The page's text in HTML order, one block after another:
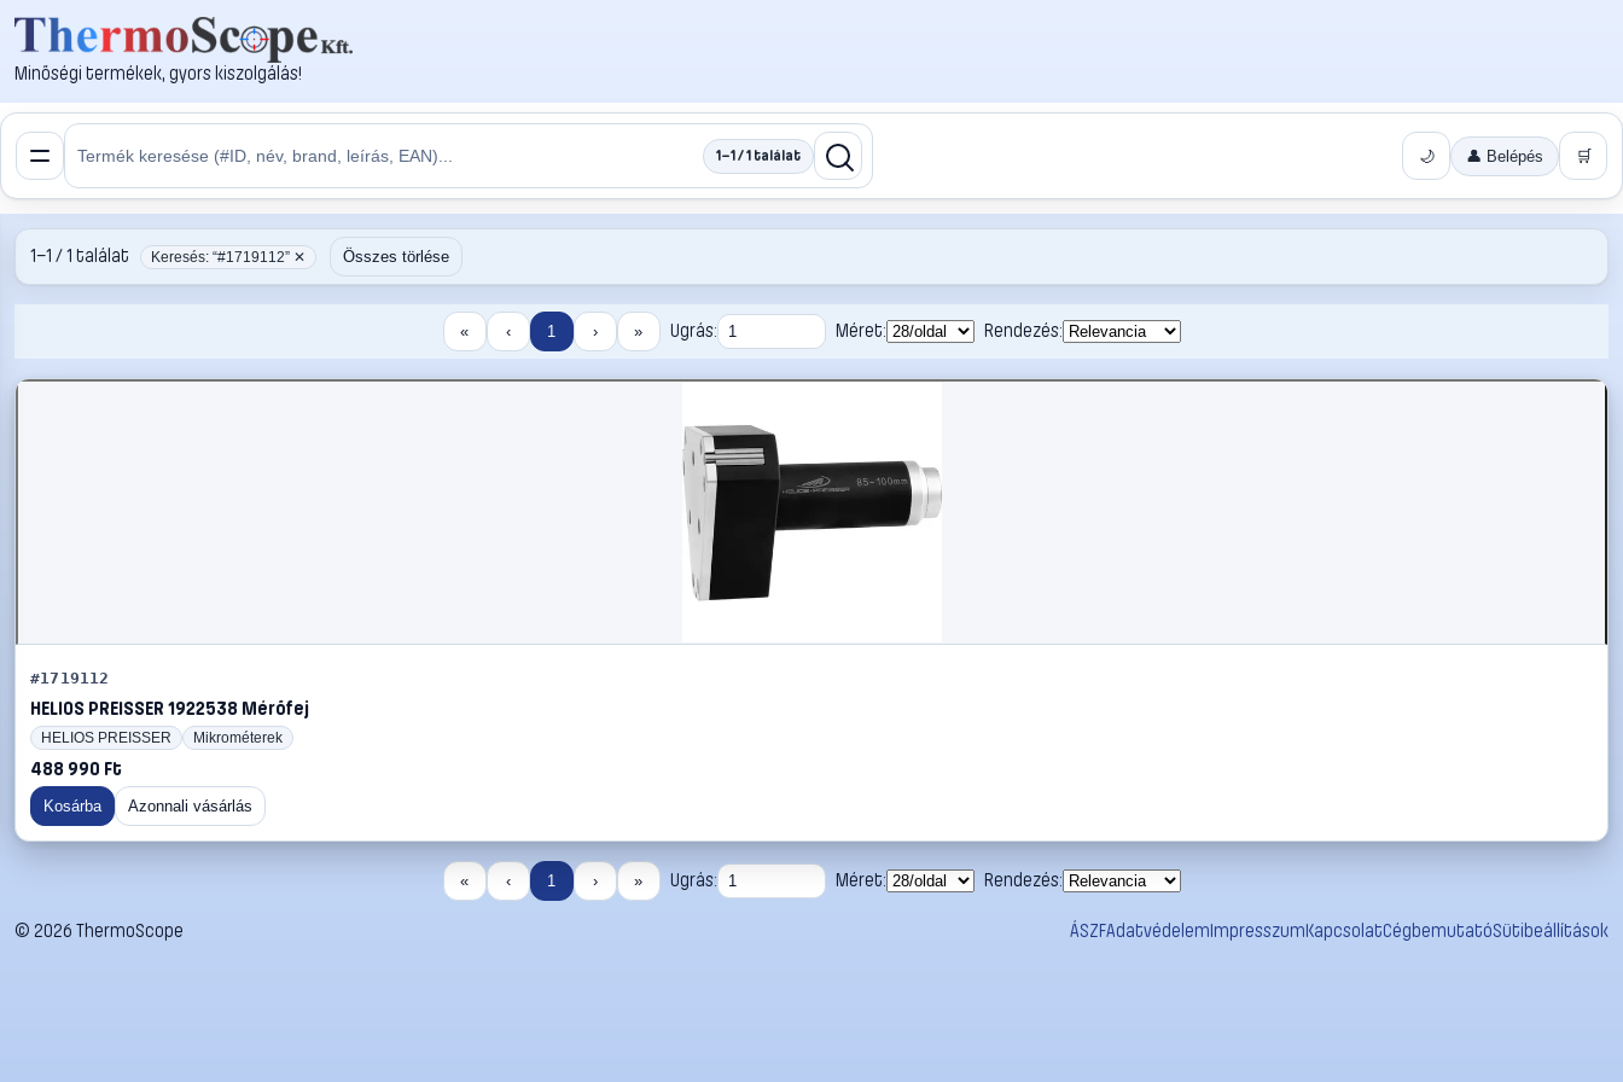
Minőségi termékek, gyors kiszolgálás!
1–1 / 1 találat 🌙 👤 Belépés 🛒
1–1 / 1 találat Keresés: “#1719112” ✕ Összes törlése
« ‹ 1 › » Ugrás: Méret: Rendezés:
#1719112
HELIOS PREISSER 1922538 Mérőfej
HELIOS PREISSER Mikrométerek
488 990 Ft
Kosárba Azonnali vásárlás
« ‹ 1 › » Ugrás: Méret: Rendezés:
© 2026 ThermoScope ÁSZFAdatvédelemImpresszumKapcsolatCégbemutatóSütibeállítások